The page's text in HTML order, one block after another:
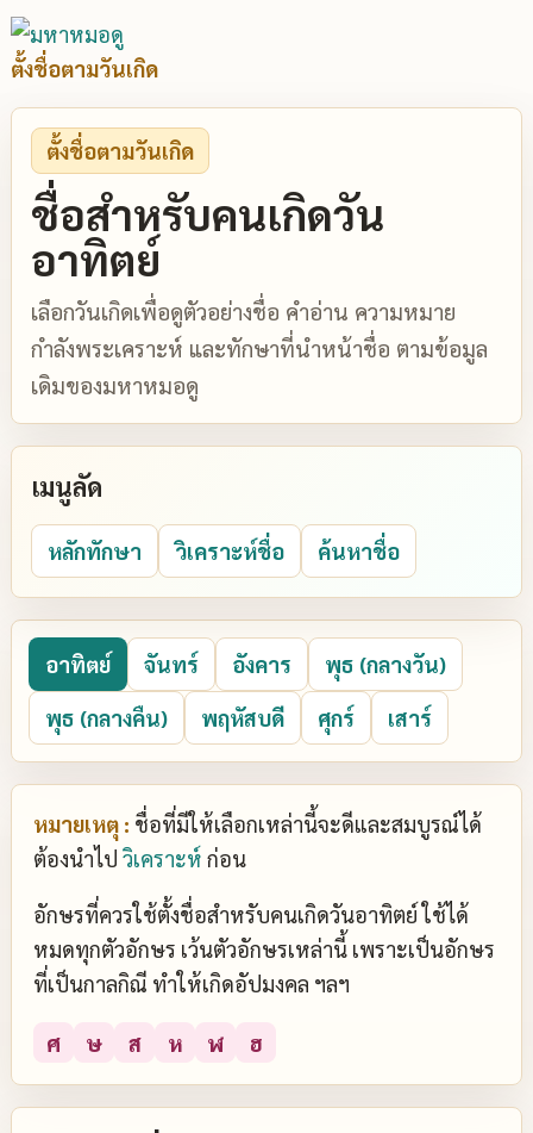
ตั้งชื่อตามวันเกิด
ตั้งชื่อตามวันเกิด
ชื่อสำหรับคนเกิดวัน
อาทิตย์
เลือกวันเกิดเพื่อดูตัวอย่างชื่อ คำอ่าน ความหมาย
กำลังพระเคราะห์ และทักษาที่นำหน้าชื่อ ตามข้อมูล
เดิมของมหาหมอดู
เมนูลัด
หลักทักษา วิเคราะห์ชื่อ ค้นหาชื่อ
อาทิตย์ จันทร์ อังคาร
พุธ (กลางวัน)
พุธ (กลางคืน)
พฤหัสบดี ศุกร์ เสาร์
หมายเหตุ : ชื่อที่มีให้เลือกเหล่านี้จะดีและสมบูรณ์ได้
ต้องนำไป วิเคราะห์ ก่อน
อักษรที่ควรใช้ตั้งชื่อสำหรับคนเกิดวันอาทิตย์ ใช้ได้
หมดทุกตัวอักษร เว้นตัวอักษรเหล่านี้ เพราะเป็นอักษร
ที่เป็นกาลกิณี ทำให้เกิดอัปมงคล ฯลฯ
ศ ษ ส ห ฬ ฮ